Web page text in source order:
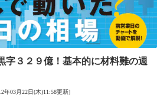
字３２９億！ 基本的に材料難の週
年03月22日(木)11:58更新]